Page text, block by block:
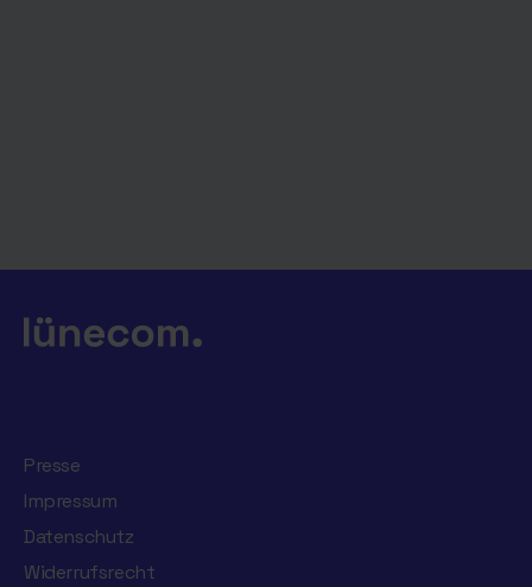
Presse
Impressum
Datenschutz
Widerrufsrecht